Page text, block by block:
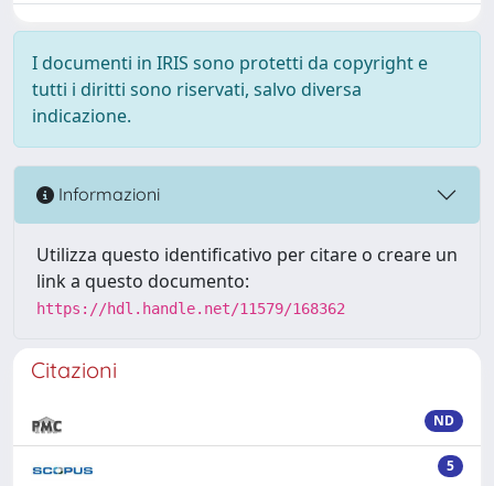
I documenti in IRIS sono protetti da copyright e
tutti i diritti sono riservati, salvo diversa
indicazione.
Informazioni
Utilizza questo identificativo per citare o creare un
link a questo documento:
https://hdl.handle.net/11579/168362
Citazioni
ND
5